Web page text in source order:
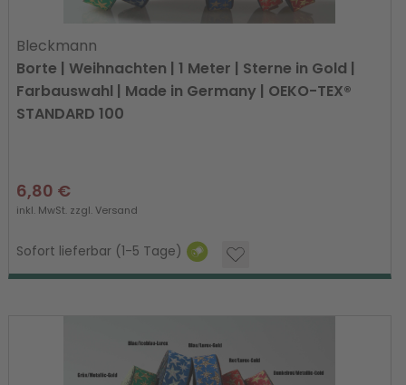
Bleckmann
Borte | Weihnachten | 1 Meter | Sterne in Gold |
Farbauswahl | Made in Germany | OEKO-TEX®
STANDARD 100
6,80 €
inkl. MwSt. zzgl.Versand
Sofort lieferbar (1-5 Tage)